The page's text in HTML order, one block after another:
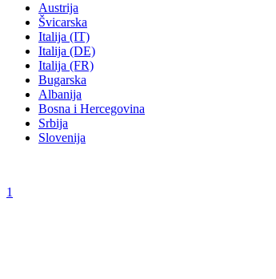
Austrija
Švicarska
Italija (IT)
Italija (DE)
Italija (FR)
Bugarska
Albanija
Bosna i Hercegovina
Srbija
Slovenija
1